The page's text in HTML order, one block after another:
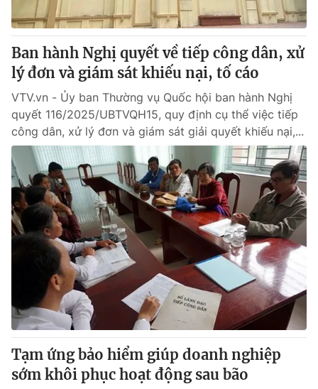
Ban hành Nghị quyết về tiếp công dân, xử
lý đơn và giám sát khiếu nại, tố cáo
VTV.vn - Ủy ban Thường vụ Quốc hội ban hành Nghị
quyết 116/2025/UBTVQH15, quy định cụ thể việc tiếp
công dân, xử lý đơn và giám sát giải quyết khiếu nại,...
Tạm ứng bảo hiểm giúp doanh nghiệp
sớm khôi phục hoạt động sau bão